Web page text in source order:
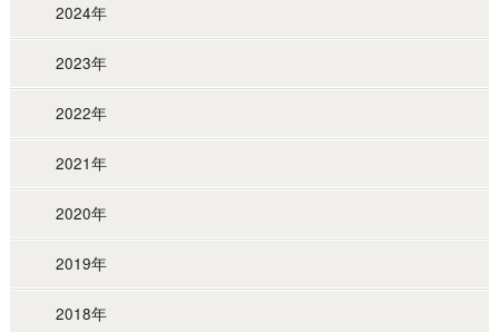
2024年
2023年
2022年
2021年
2020年
2019年
2018年